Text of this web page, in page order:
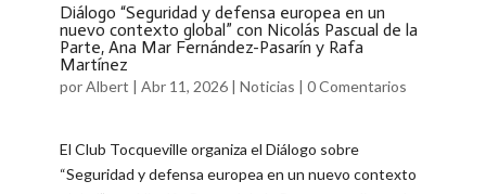
Diálogo “Seguridad y defensa europea en un
nuevo contexto global” con Nicolás Pascual de la
Parte, Ana Mar Fernández-Pasarín y Rafa
Martínez
porAlbert | Abr 11, 2026| Noticias | 0 Comentarios
El Club Tocqueville organiza el Diálogo sobre
“Seguridad y defensa europea en un nuevo contexto